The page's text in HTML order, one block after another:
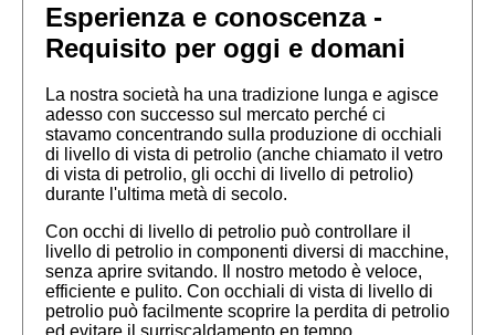
Esperienza e conoscenza -
Requisito per oggi e domani
La nostra società ha una tradizione lunga e agisce
adesso con successo sul mercato perché ci
stavamo concentrando sulla produzione di occhiali
di livello di vista di petrolio (anche chiamato il vetro
di vista di petrolio, gli occhi di livello di petrolio)
durante l'ultima metà di secolo.
Con occhi di livello di petrolio può controllare il
livello di petrolio in componenti diversi di macchine,
senza aprire svitando. Il nostro metodo è veloce,
efficiente e pulito. Con occhiali di vista di livello di
petrolio può facilmente scoprire la perdita di petrolio